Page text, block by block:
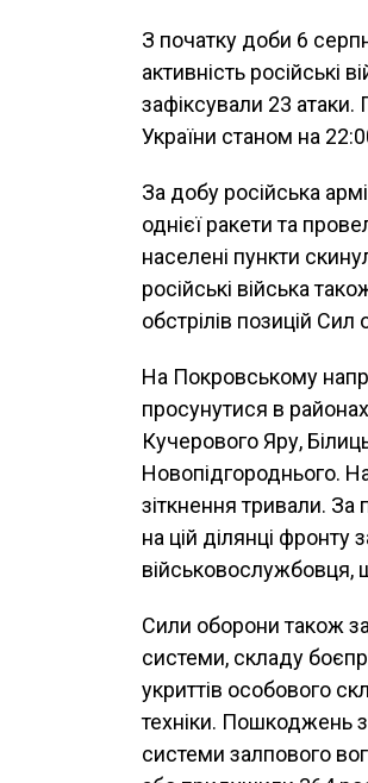
З початку доби 6
активність
зафіксували 23
України станом на
За добу російська
однієї ракети та
населені пункти
російські війська
обстрілів позицій Сил
На Покровському
просунутися в
Кучерового Яру,
Новопідгороднього.
зіткнення тривали.
на цій ділянці
Сили оборони також
системи, складу
укриттів особового
техніки. Пошкоджень
системи залпового